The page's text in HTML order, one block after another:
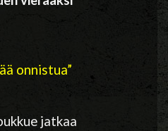
onnistua”
jatkaa